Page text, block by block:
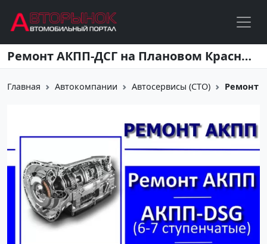
Перейти к основному содержанию Ремонт АКПП-ДСГ на Плановом Краснодар
Главная Автокомпании Автосервисы (СТО) Ремонт